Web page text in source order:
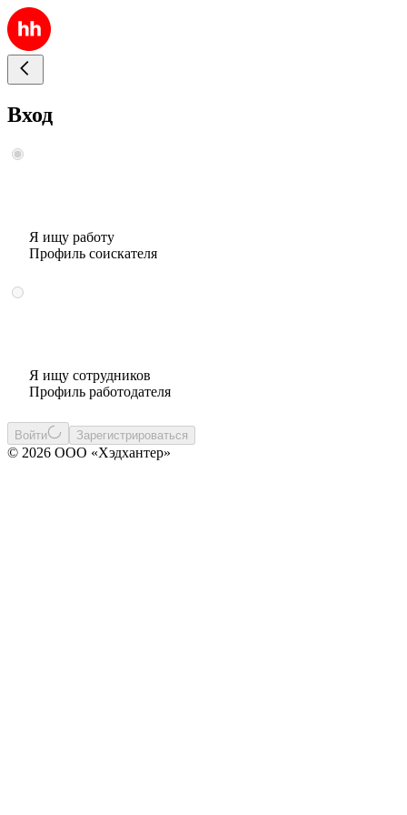
Вход
Я ищу работу
Профиль соискателя
Я ищу сотрудников
Профиль работодателя
Войти Зарегистрироваться
© 2026 ООО «Хэдхантер»